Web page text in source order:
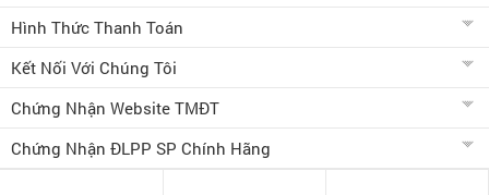
Hình Thức Thanh Toán
Kết Nối Với Chúng Tôi
Chứng Nhận Website TMĐT
Chứng Nhận ĐLPP SP Chính Hãng